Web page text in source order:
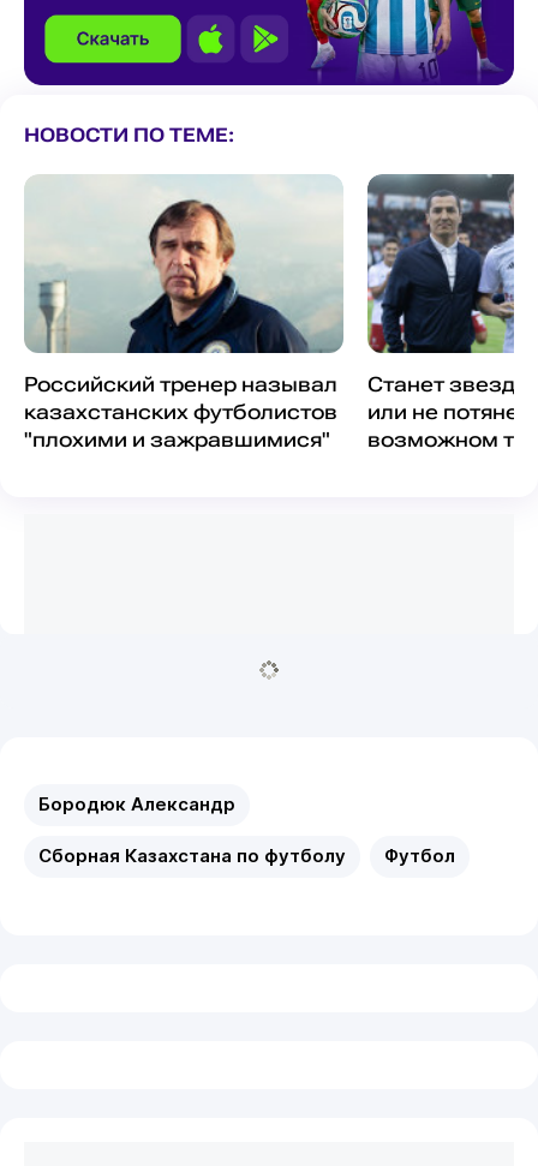
НОВОСТИ ПО ТЕМЕ:
Российский тренер называл
казахстанских футболистов
"плохими и зажравшимися"
Станет
или не
возможном
Бородюк Александр
Сборная Казахстана по футболу Футбол